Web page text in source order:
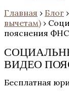
Главная › Блог ›
вычетам) ›
пояснения ФНС
ВИДЕО
Бесплатная